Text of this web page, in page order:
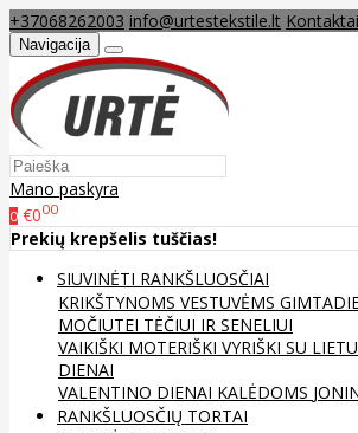
+37068262003 info@urtestekstile.lt Kontaktai
Navigacija
Mano paskyra
0 €000
Prekių krepšelis tuščias!
SIUVINĖTI RANKŠLUOSČIAI
KRIKŠTYNOMS VESTUVĖMS
MOČIUTEI TĖČIUI IR SENELIUI
VAIKIŠKI MOTERIŠKI VYRIŠKI SU
DIENAI
VALENTINO DIENAI KALĖDOMS
RANKŠLUOSČIŲ TORTAI